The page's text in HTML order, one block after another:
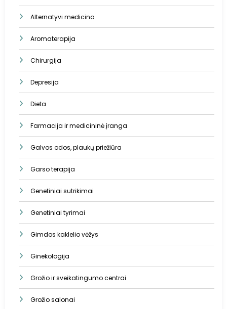
Alternatyvi medicina
Aromaterapija
Chirurgija
Depresija
Dieta
Farmacija ir medicininė įranga
Galvos odos, plaukų priežiūra
Garso terapija
Genetiniai sutrikimai
Genetiniai tyrimai
Gimdos kaklelio vėžys
Ginekologija
Grožio ir sveikatingumo centrai
Grožio salonai